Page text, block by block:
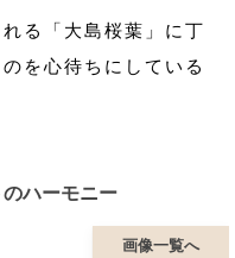
る「大島桜葉」に丁
を心待ちにしている
ハーモニー
画像一覧へ